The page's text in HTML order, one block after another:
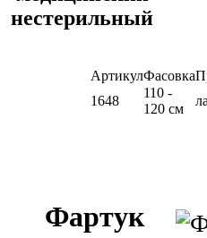
нестерильный
АртикулФасовка
1648
110 -
120 см
Фартук